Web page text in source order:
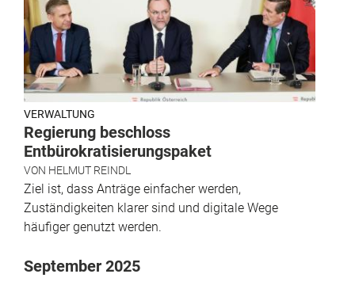
VERWALTUNG
Regierung beschloss
Entbürokratisierungspaket
VON HELMUT REINDL
Ziel ist, dass Anträge einfacher werden,
Zuständigkeiten klarer sind und digitale Wege
häufiger genutzt werden.
September 2025